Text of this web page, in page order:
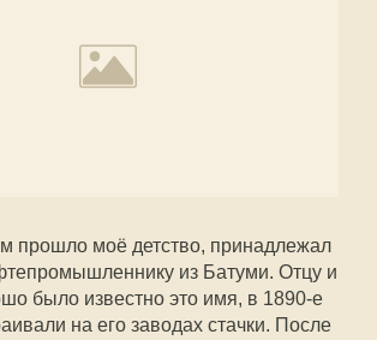
прошло моё детство, принадлежал
из Батуми. Отцу и
было известно это имя, в 1890-е
на его заводах стачки. После